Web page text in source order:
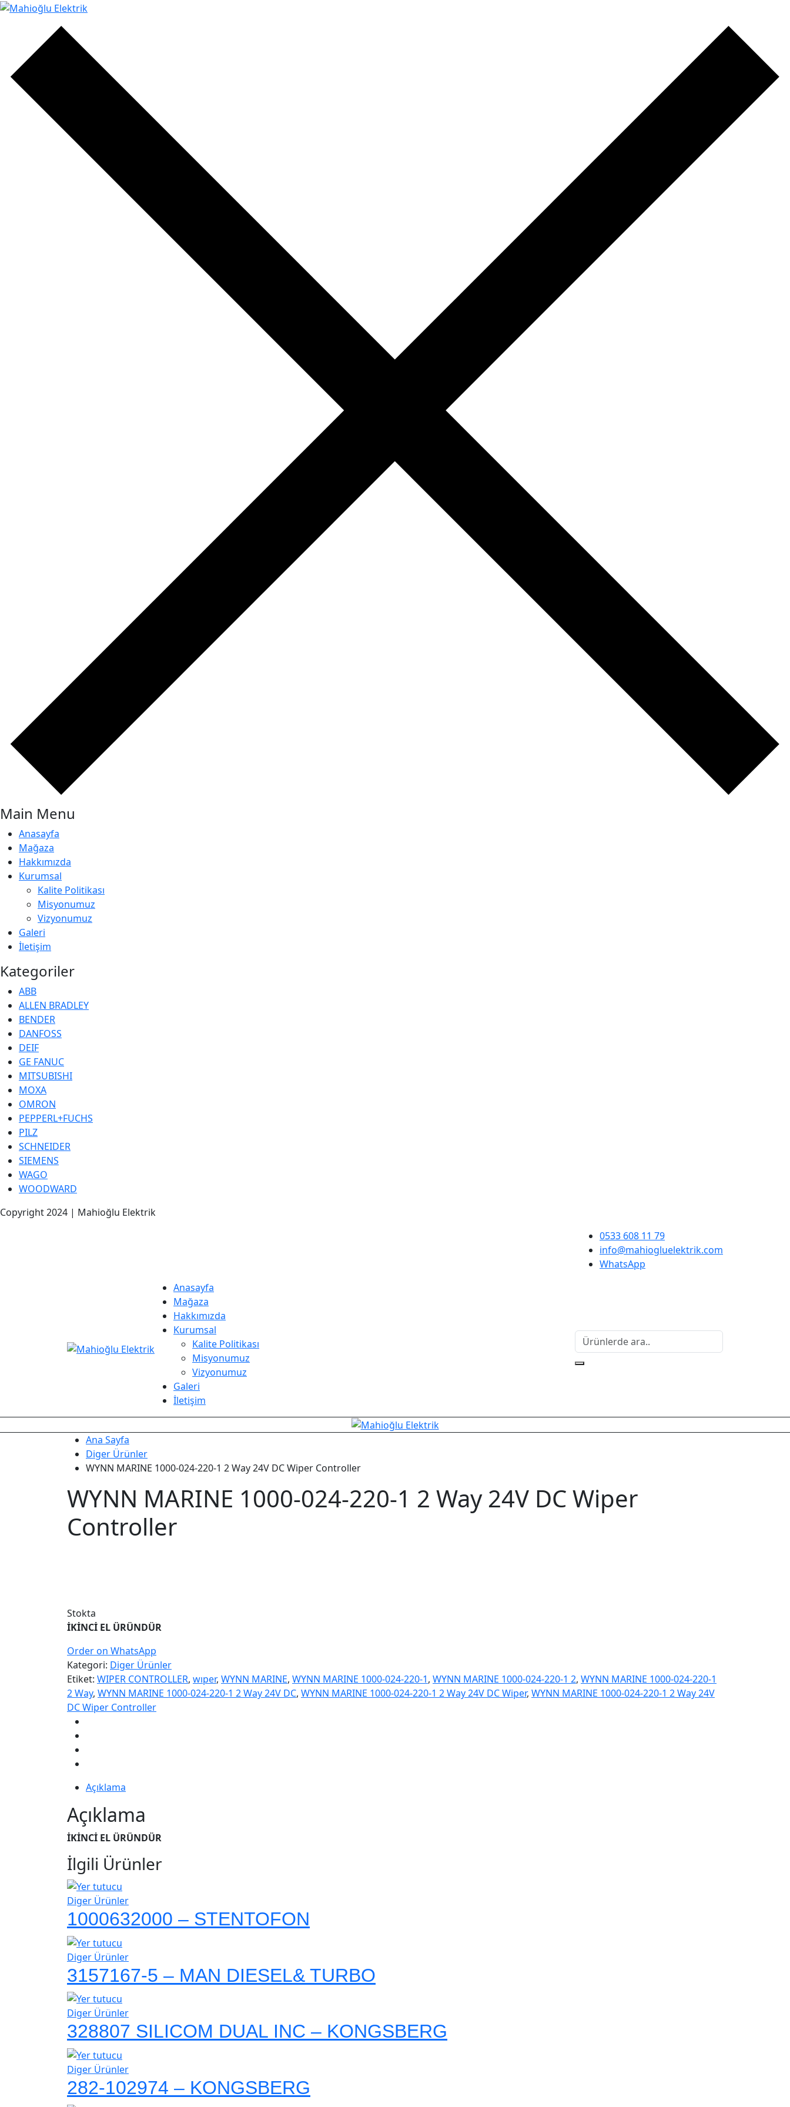
Main Menu
Anasayfa
Mağaza
Hakkımızda
Kurumsal
Kalite Politikası
Misyonumuz
Vizyonumuz
Galeri
İletişim
Kategoriler
ABB
ALLEN BRADLEY
BENDER
DANFOSS
DEIF
GE FANUC
MITSUBISHI
MOXA
OMRON
PEPPERL+FUCHS
PILZ
SCHNEIDER
SIEMENS
WAGO
WOODWARD
Copyright 2024 | Mahioğlu Elektrik
0533 608 11 79
info@mahiogluelektrik.com
WhatsApp
Anasayfa
Mağaza
Hakkımızda
Kurumsal
Kalite Politikası
Misyonumuz
Vizyonumuz
Galeri
İletişim
Ana Sayfa
Diger Ürünler
WYNN MARINE 1000-024-220-1 2 Way 24V DC Wiper Controller
WYNN MARINE 1000-024-220-1 2 Way 24V DC Wiper
Controller
Stokta
İKİNCİ EL ÜRÜNDÜR
Order on WhatsApp
Kategori: Diger Ürünler
Etiket: WIPER CONTROLLER, wıper, WYNN MARINE, WYNN MARINE 1000-024-220-1, WYNN MARINE 1000-024-220-1 2, WYNN MARINE 1000-024-220-1
2 Way, WYNN MARINE 1000-024-220-1 2 Way 24V DC, WYNN MARINE 1000-024-220-1 2 Way 24V DC Wiper, WYNN MARINE 1000-024-220-1 2 Way 24V
DC Wiper Controller
Açıklama
Açıklama
İKİNCİ EL ÜRÜNDÜR
İlgili Ürünler
Diger Ürünler
1000632000 – STENTOFON
Diger Ürünler
3157167-5 – MAN DIESEL& TURBO
Diger Ürünler
328807 SILICOM DUAL INC – KONGSBERG
Diger Ürünler
282-102974 – KONGSBERG